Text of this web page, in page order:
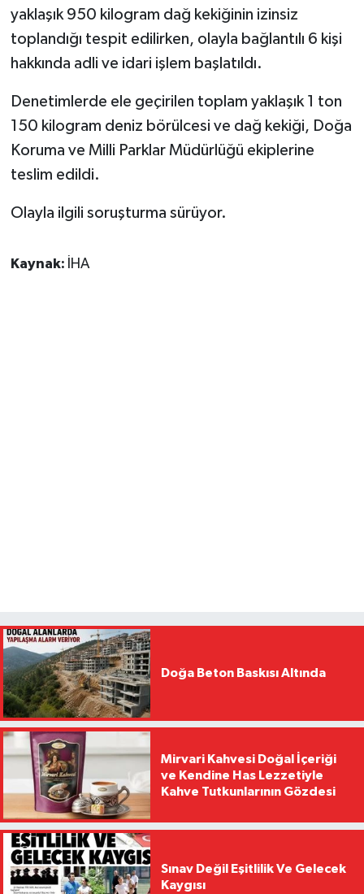
yaklaşık 950 kilogram dağ kekiğinin izinsiz
toplandığı tespit edilirken, olayla bağlantılı 6 kişi
hakkında adli ve idari işlem başlatıldı.
Denetimlerde ele geçirilen toplam yaklaşık 1 ton
150 kilogram deniz börülcesi ve dağ kekiği, Doğa
Koruma ve Milli Parklar Müdürlüğü ekiplerine
teslim edildi.
Olayla ilgili soruşturma sürüyor.
Kaynak: İHA
Doğa Beton Baskısı Altında
Mirvari Kahvesi Doğal İçeriği
ve Kendine Has Lezzetiyle
Kahve Tutkunlarının Gözdesi
Sınav Değil Eşitlilik Ve Gelecek
Kaygısı